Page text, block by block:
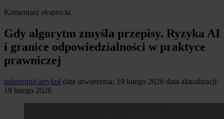
Komentarz ekspercki
Gdy algorytm zmyśla przepisy. Ryzyka AI
i granice odpowiedzialności w praktyce
prawniczej
udostępnij artykuł data utworzenia: 19 lutego 2026 data aktualizacji:
19 lutego 2026